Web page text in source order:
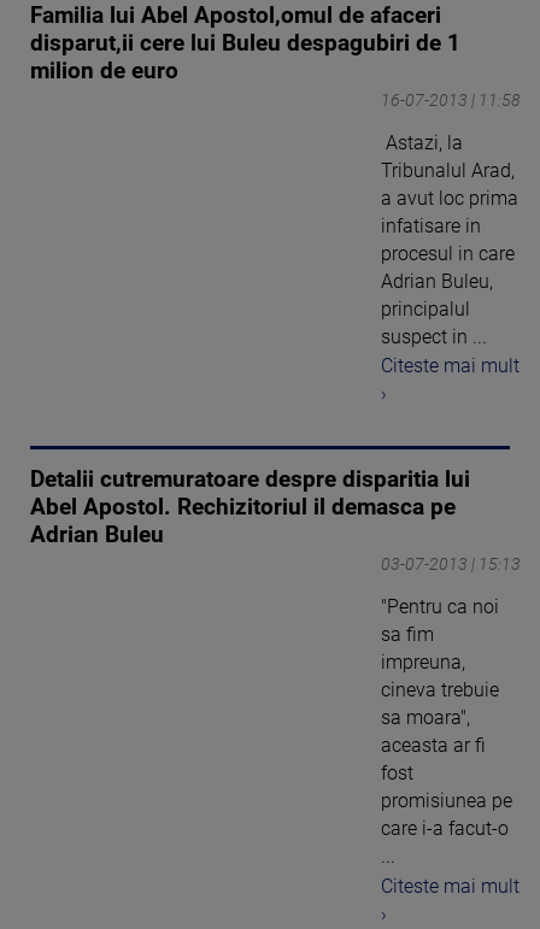
Familia lui Abel Apostol,omul de afaceri
disparut,ii cere lui Buleu despagubiri de 1
milion de euro
16-07-2013 | 11:58
Astazi, la
Tribunalul Arad,
a avut loc prima
infatisare in
procesul in care
Adrian Buleu,
principalul
suspect in ...
Citeste mai mult
›
Detalii cutremuratoare despre disparitia lui
Abel Apostol. Rechizitoriul il demasca pe
Adrian Buleu
03-07-2013 | 15:13
"Pentru ca noi
sa fim
impreuna,
cineva trebuie
sa moara",
aceasta ar fi
fost
promisiunea pe
care i-a facut-o
...
Citeste mai mult
›